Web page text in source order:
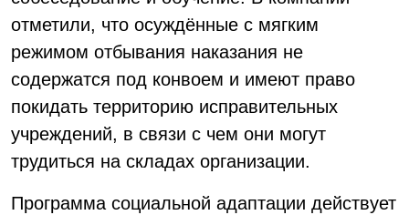
отметили, что осуждённые с мягким
режимом отбывания наказания не
содержатся под конвоем и имеют право
покидать территорию исправительных
учреждений, в связи с чем они могут
трудиться на складах организации.
Программа социальной адаптации действует